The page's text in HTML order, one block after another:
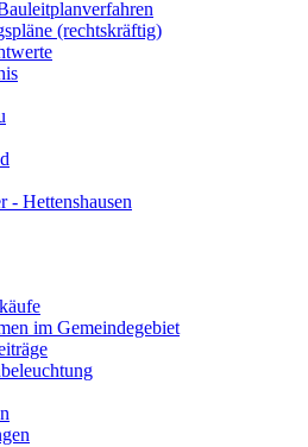
(rechtskräftig)
- Hettenshausen
im Gemeindegebiet